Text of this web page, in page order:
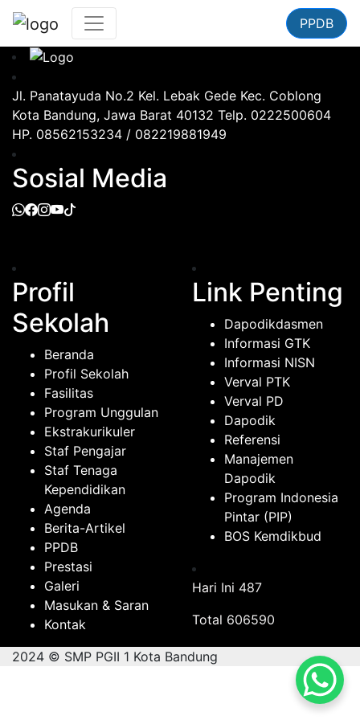
PPDB
Jl. Panatayuda No.2 Kel. Lebak Gede Kec. Coblong
Kota Bandung, Jawa Barat 40132 Telp. 0222500604
HP. 08562153234 / 082219881949
Sosial Media
Profil
Sekolah
Beranda
Profil Sekolah
Fasilitas
Program Unggulan
Ekstrakurikuler
Staf Pengajar
Staf Tenaga
Kependidikan
Agenda
Berita-Artikel
PPDB
Prestasi
Galeri
Masukan & Saran
Kontak
Link Penting
Dapodikdasmen
Informasi GTK
Informasi NISN
Verval PTK
Verval PD
Dapodik
Referensi
Manajemen
Dapodik
Program Indonesia
Pintar (PIP)
BOS Kemdikbud
Hari Ini 487
Total 606590
2024 © SMP PGII 1 Kota Bandung